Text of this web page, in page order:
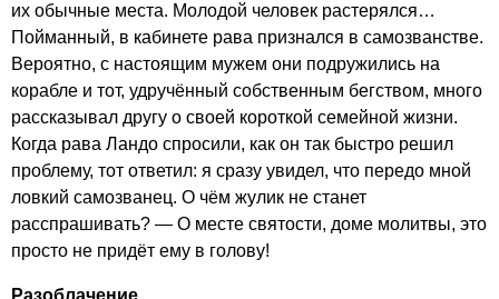
их обычные места. Молодой человек растерялся…
Пойманный, в кабинете рава признался в самозванстве.
Вероятно, с настоящим мужем они подружились на
корабле и тот, удручённый собственным бегством, много
рассказывал другу о своей короткой семейной жизни.
Когда рава Ландо спросили, как он так быстро решил
проблему, тот ответил: я сразу увидел, что передо мной
ловкий самозванец. О чём жулик не станет
расспрашивать? — О месте святости, доме молитвы, это
просто не придёт ему в голову!
Разоблачение